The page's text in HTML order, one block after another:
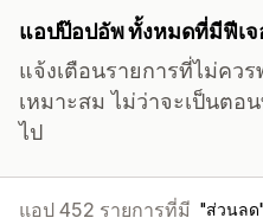
แอปป๊อปอัพ ทั้งหมดที่มีฟีเ
แจ้งเตือนรายการที่ไม่คว
เหมาะสม ไม่ว่าจะเป็นตอ
ไป
แอป 452 รายการที่มี ส่วนลด